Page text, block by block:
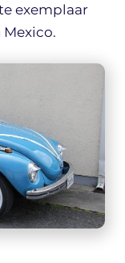
exemplaar